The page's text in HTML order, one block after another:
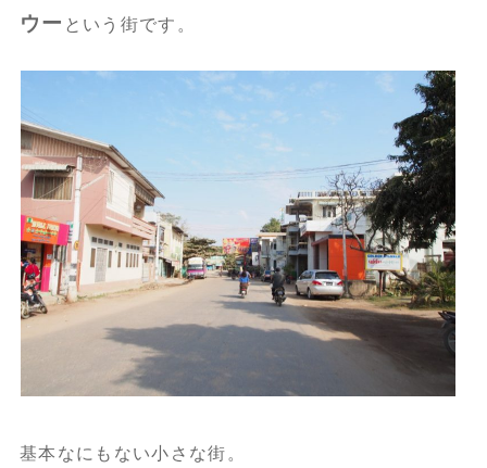
ウー という街です。
基本なにもない小さな街。